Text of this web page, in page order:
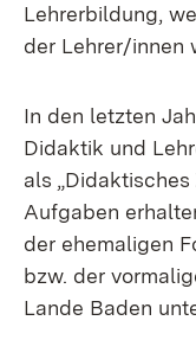
Lehrerbildung,
der Lehrer/innen
In den letzten
Didaktik und
als
Aufgaben
der ehemaligen
bzw. der
Lande Baden